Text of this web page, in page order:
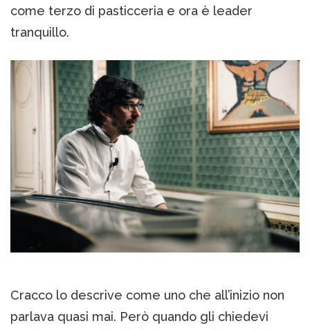
come terzo di pasticceria e ora è leader
tranquillo.
Cracco lo descrive come uno che all’inizio non
parlava quasi mai. Però quando gli chiedevi